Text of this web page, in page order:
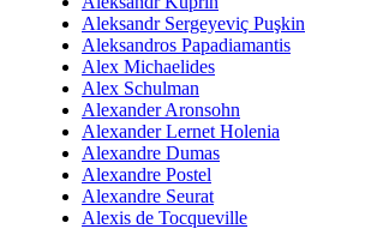
Aleksandr Sergeyeviç Puşkin
Aleksandros Papadiamantis
Alex Michaelides
Alex Schulman
Alexander Aronsohn
Alexander Lernet Holenia
Alexandre Dumas
Alexandre Postel
Alexandre Seurat
Alexis de Tocqueville